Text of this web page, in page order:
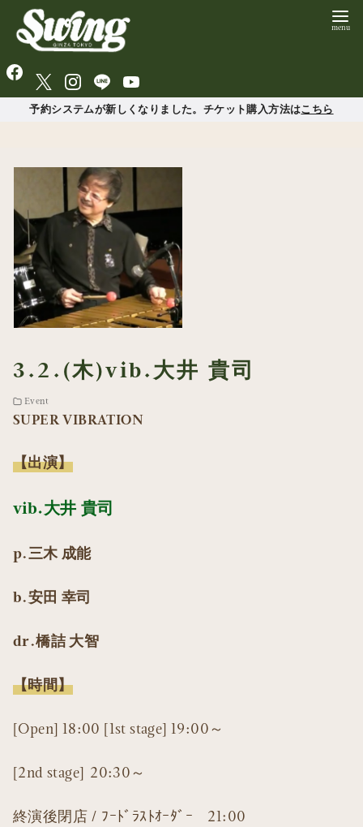
予約システムが新しくなりました。チケット購入方法はこちら
3.2.(木)vib.大井 貴司
Event
SUPER VIBRATION
【出演】
vib.大井 貴司
p.三木 成能
b.安田 幸司
dr.橋詰 大智
【時間】
[Open] 18:00 [1st stage] 19:00～
[2nd stage] 20:30～
終演後閉店 / ﾌｰﾄﾞﾗｽﾄｵｰﾀﾞｰ 21:00